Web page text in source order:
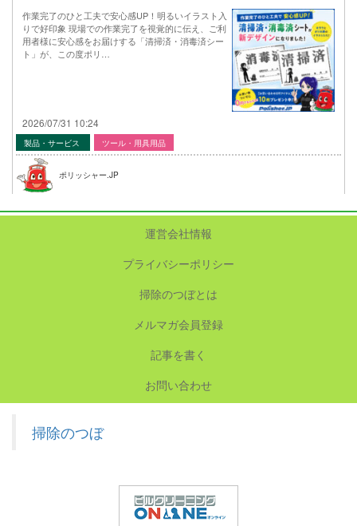
作業完了のひと工夫で安心感UP！明るいイラスト入
りで好印象 現場での作業完了を視覚的に伝え、ご利
用者様に安心感をお届けする「清掃済・消毒済シー
ト」が、この度ポリ…
2026/07/31 10:24
製品・サービス ツール・用具用品
ポリッシャー.JP
運営会社情報
プライバシーポリシー
掃除のつぼとは
メルマガ会員登録
記事を書く
お問い合わせ
掃除のつぼ